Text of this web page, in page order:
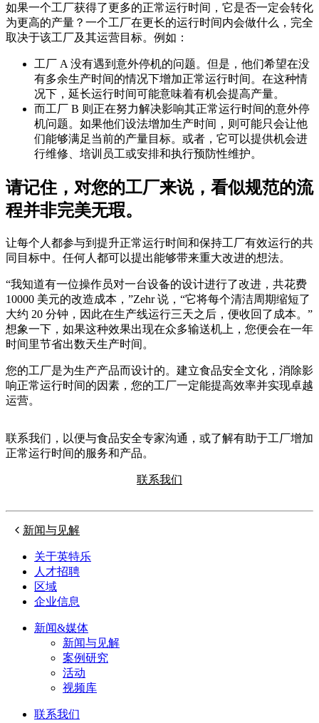
如果一个工厂获得了更多的正常运行时间，它是否一定会转化
为更高的产量？一个工厂在更长的运行时间内会做什么，完全
取决于该工厂及其运营目标。例如：
工厂 A 没有遇到意外停机的问题。但是，他们希望在没
有多余生产时间的情况下增加正常运行时间。在这种情
况下，延长运行时间可能意味着有机会提高产量。
而工厂 B 则正在努力解决影响其正常运行时间的意外停
机问题。如果他们设法增加生产时间，则可能只会让他
们能够满足当前的产量目标。或者，它可以提供机会进
行维修、培训员工或安排和执行预防性维护。
请记住，对您的工厂来说，看似规范的流
程并非完美无瑕。
让每个人都参与到提升正常运行时间和保持工厂有效运行的共
同目标中。任何人都可以提出能够带来重大改进的想法。
“我知道有一位操作员对一台设备的设计进行了改进，共花费
10000 美元的改造成本，”Zehr 说，“它将每个清洁周期缩短了
大约 20 分钟，因此在生产线运行三天之后，便收回了成本。”
想象一下，如果这种效果出现在众多输送机上，您便会在一年
时间里节省出数天生产时间。
您的工厂是为生产产品而设计的。建立食品安全文化，消除影
响正常运行时间的因素，您的工厂一定能提高效率并实现卓越
运营。
联系我们，以便与食品安全专家沟通，或了解有助于工厂增加
正常运行时间的服务和产品。
联系我们
新闻与见解
关于英特乐
人才招聘
区域
企业信息
新闻&媒体
新闻与见解
案例研究
活动
视频库
联系我们